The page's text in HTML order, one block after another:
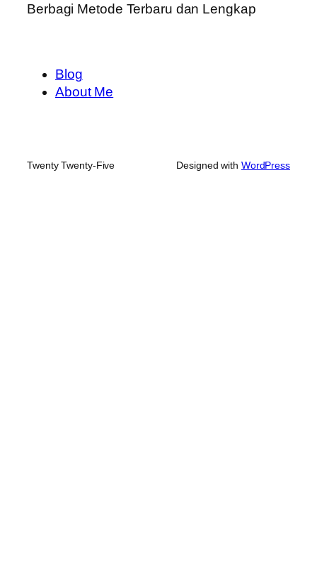
Berbagi Metode Terbaru dan Lengkap
Blog
About Me
Twenty Twenty-Five Designed with WordPress